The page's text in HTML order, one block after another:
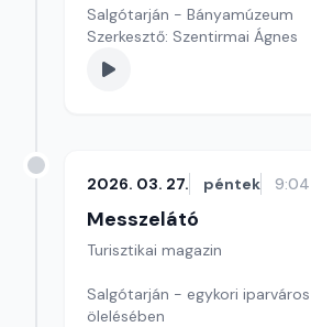
Salgótarján - Bányamúzeum
Szerkesztő: Szentirmai Ágnes
2026. 03. 27. péntek 9:04
Messzelátó
Turisztikai magazin
Salgótarján - egykori
ölelésében